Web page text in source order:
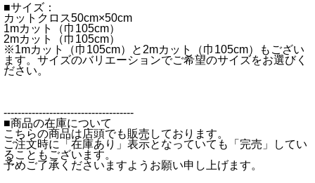
■サイズ：
カットクロス50cm×50cm
1mカット（巾105cm）
2mカット（巾105cm）
※1mカット（巾105cm）と2mカット（巾105cm）もござい
ます。サイズのバリエーションでご希望のサイズをお選びく
ださい。
-------------------------------------
■商品の在庫について
こちらの商品は店頭でも販売しております。
ご注文時に「在庫あり」表示となっていても「完売」してい
ることもございます。
予めご了承くださいますようお願い申し上げます。